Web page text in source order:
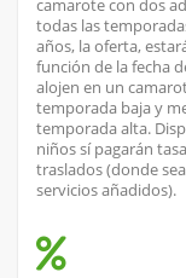
camarote con dos
todas las
años, la oferta,
función de la fecha
alojen en un
temporada baja y
temporada alta.
niños sí pagarán
traslados (donde
servicios añadidos).